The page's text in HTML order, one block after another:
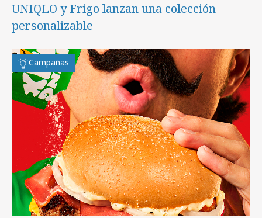
UNIQLO y Frigo lanzan una colección
personalizable
Campañas